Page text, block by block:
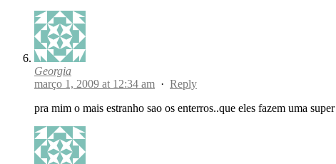
Georgia
março 1, 2009 at 12:34 am · Reply
pra mim o mais estranho sao os enterros..que eles fazem uma